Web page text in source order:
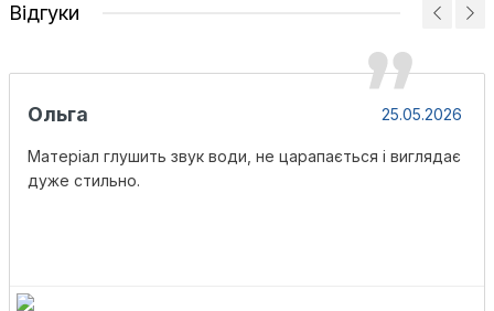
Відгуки
Ольга 25.05.2026
Матеріал глушить звук води, не царапається і виглядає
дуже стильно.